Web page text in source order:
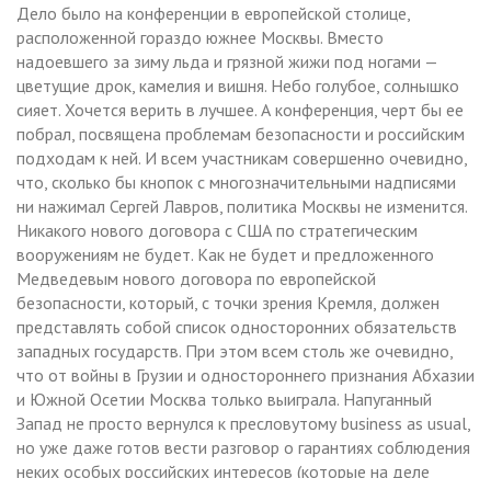
Дело было на конференции в европейской столице,
расположенной гораздо южнее Москвы. Вместо
надоевшего за зиму льда и грязной жижи под ногами —
цветущие дрок, камелия и вишня. Небо голубое, солнышко
сияет. Хочется верить в лучшее. А конференция, черт бы ее
побрал, посвящена проблемам безопасности и российским
подходам к ней. И всем участникам совершенно очевидно,
что, сколько бы кнопок с многозначительными надписями
ни нажимал Сергей Лавров, политика Москвы не изменится.
Никакого нового договора с США по стратегическим
вооружениям не будет. Как не будет и предложенного
Медведевым нового договора по европейской
безопасности, который, с точки зрения Кремля, должен
представлять собой список односторонних обязательств
западных государств. При этом всем столь же очевидно,
что от войны в Грузии и одностороннего признания Абхазии
и Южной Осетии Москва только выиграла. Напуганный
Запад не просто вернулся к пресловутому business as usual,
но уже даже готов вести разговор о гарантиях соблюдения
неких особых российских интересов (которые на деле